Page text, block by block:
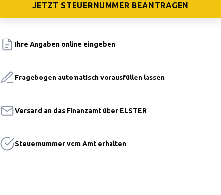
JETZT STEUERNUMMER BEANTRAGEN
Ihre Angaben online eingeben
Fragebogen automatisch vorausfüllen lassen
Versand an das Finanzamt über ELSTER
Steuernummer vom Amt erhalten